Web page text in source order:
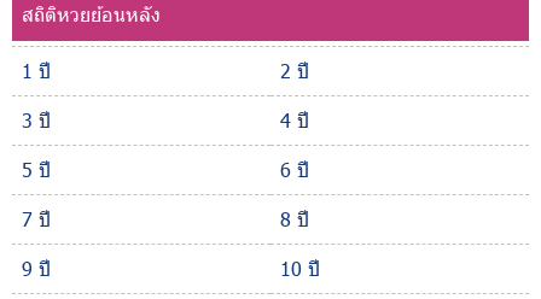
สถิติหวยย้อนหลัง
1 ปี
2 ปี
3 ปี
4 ปี
5 ปี
6 ปี
7 ปี
8 ปี
9 ปี
10 ปี